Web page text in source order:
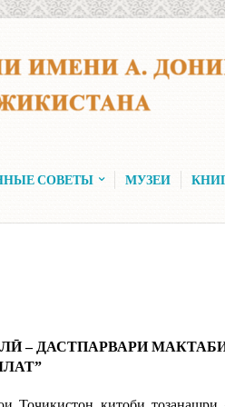
СОВЕТЫ МУЗЕИ
– ДАСТПАРВАРИ